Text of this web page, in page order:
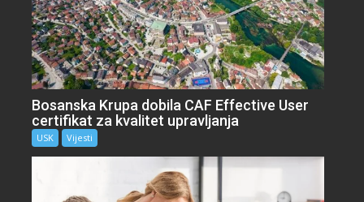
Bosanska Krupa dobila CAF Effective User
certifikat za kvalitet upravljanja
USK Vijesti